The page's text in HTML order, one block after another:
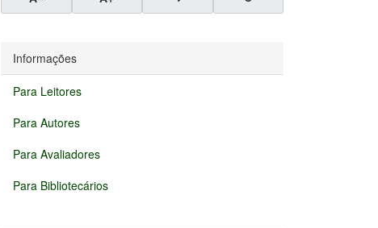
Informações
Para Leitores
Para Autores
Para Avaliadores
Para Bibliotecários